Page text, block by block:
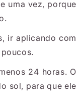
uma vez, porque
ir aplicando com
24 horas. O
sol, para que ele